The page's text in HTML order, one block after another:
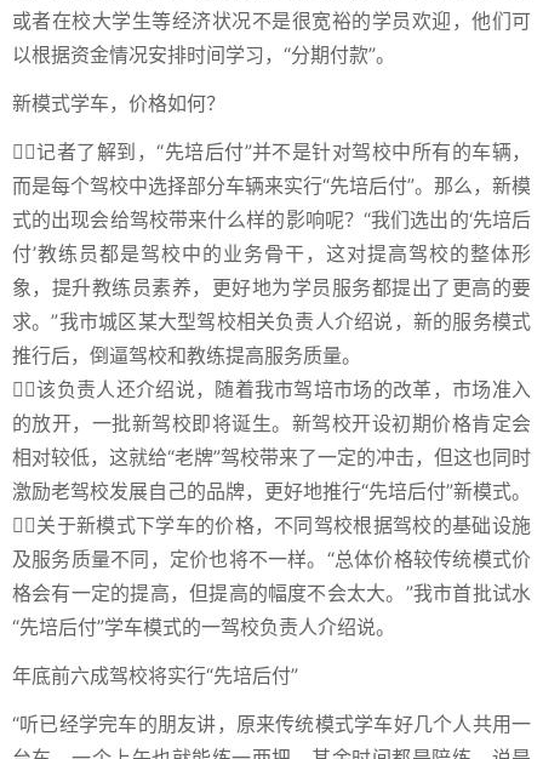
或者在校大学生等经济状况不是很宽裕的学员欢迎，他们可
以根据资金情况安排时间学习，“分期付款”。
新模式学车，价格如何？
记者了解到，“先培后付”并不是针对驾校中所有的车辆，
而是每个驾校中选择部分车辆来实行“先培后付”。那么，新模
式的出现会给驾校带来什么样的影响呢？“我们选出的‘先培后
付’教练员都是驾校中的业务骨干，这对提高驾校的整体形
象，提升教练员素养，更好地为学员服务都提出了更高的要
求。”我市城区某大型驾校相关负责人介绍说，新的服务模式
推行后，倒逼驾校和教练提高服务质量。
该负责人还介绍说，随着我市驾培市场的改革，市场准入
的放开，一批新驾校即将诞生。新驾校开设初期价格肯定会
相对较低，这就给“老牌”驾校带来了一定的冲击，但这也同时
激励老驾校发展自己的品牌，更好地推行“先培后付”新模式。
关于新模式下学车的价格，不同驾校根据驾校的基础设施
及服务质量不同，定价也将不一样。“总体价格较传统模式价
格会有一定的提高，但提高的幅度不会太大。”我市首批试水
“先培后付”学车模式的一驾校负责人介绍说。
年底前六成驾校将实行“先培后付”
“听已经学完车的朋友讲，原来传统模式学车好几个人共用一